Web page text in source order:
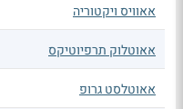
אאוויס ויקטוריה
אאוטלוק תרפיוטיקס
אאוטלסט גרופ